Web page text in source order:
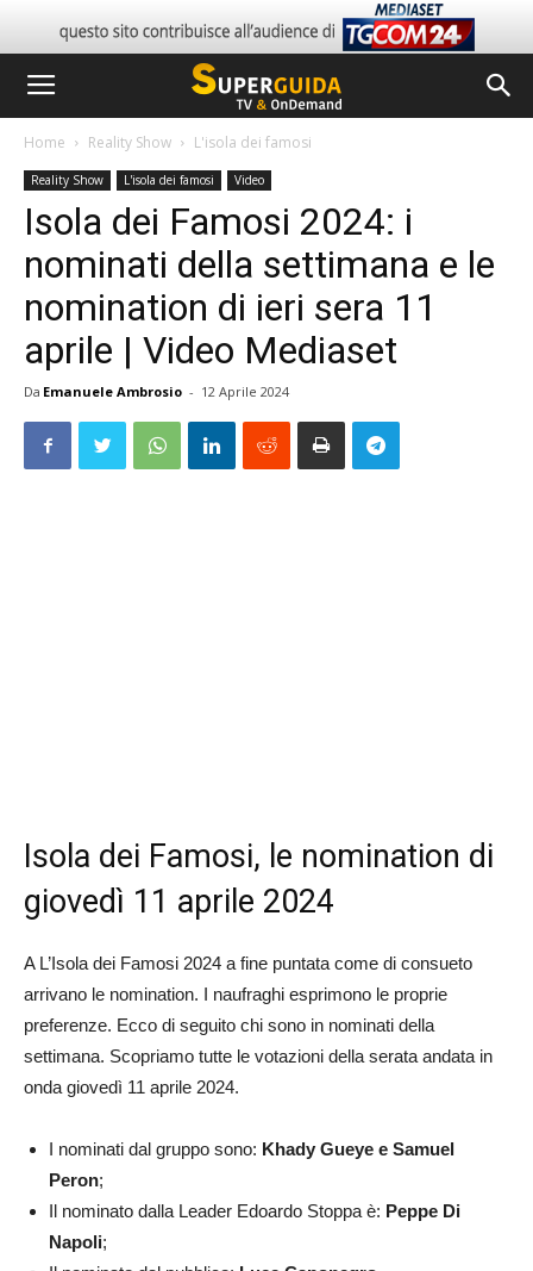
Home Reality Show L'isola dei famosi
Reality Show L'isola dei famosi Video
Isola dei Famosi 2024: i
nominati della settimana e le
nomination di ieri sera 11
aprile | Video Mediaset
Da Emanuele Ambrosio - 12 Aprile 2024
Isola dei Famosi, le nomination di
giovedì 11 aprile 2024
A L’Isola dei Famosi 2024 a fine puntata come di consueto
arrivano le nomination. I naufraghi esprimono le proprie
preferenze. Ecco di seguito chi sono in nominati della
settimana. Scopriamo tutte le votazioni della serata andata in
onda giovedì 11 aprile 2024.
I nominati dal gruppo sono: Khady Gueye e Samuel
Peron;
Il nominato dalla Leader Edoardo Stoppa è: Peppe Di
Napoli;